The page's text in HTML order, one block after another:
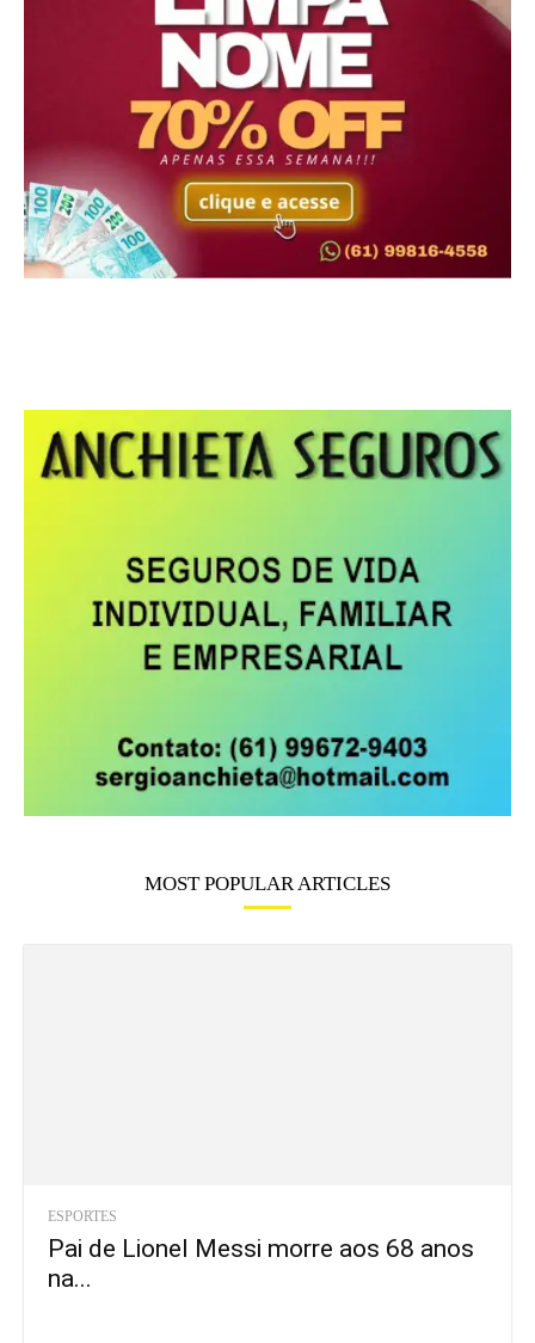
MOST POPULAR ARTICLES
ESPORTES
Pai de Lionel Messi morre aos 68 anos
na...